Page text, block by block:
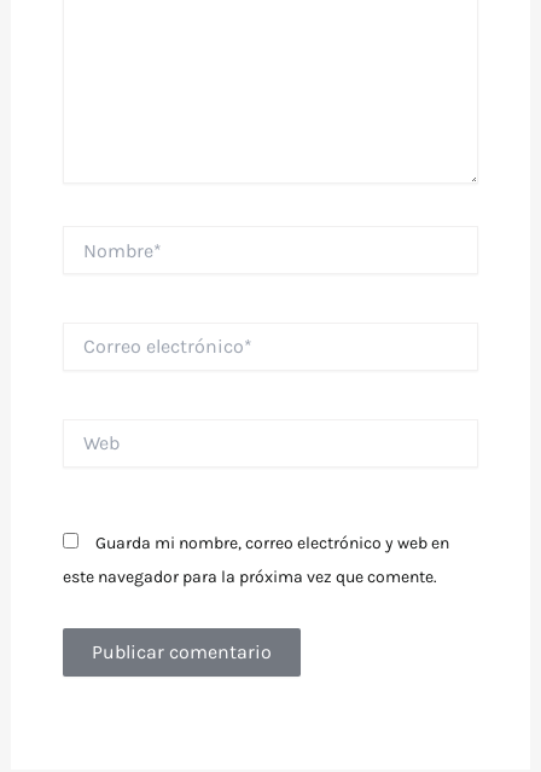
electrónico*
Guarda mi nombre, correo electrónico y web en
este navegador para la próxima vez que comente.